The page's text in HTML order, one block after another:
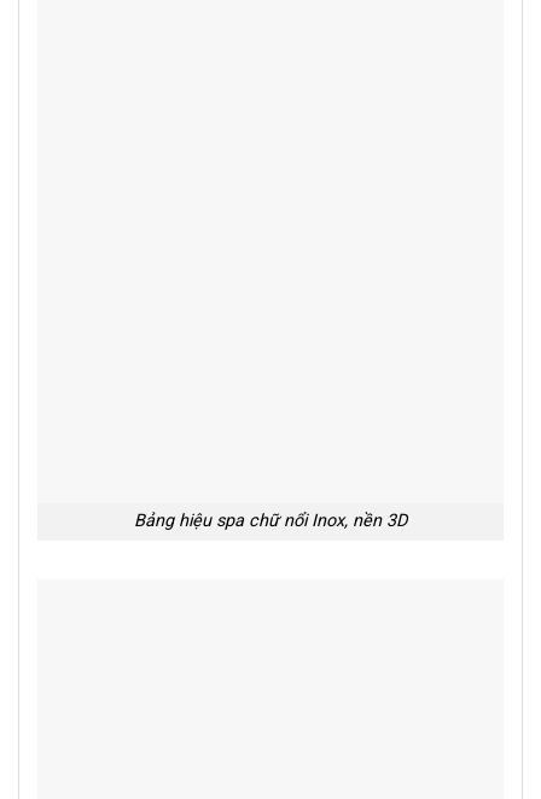
Bảng hiệu spa chữ nổi Inox, nền 3D